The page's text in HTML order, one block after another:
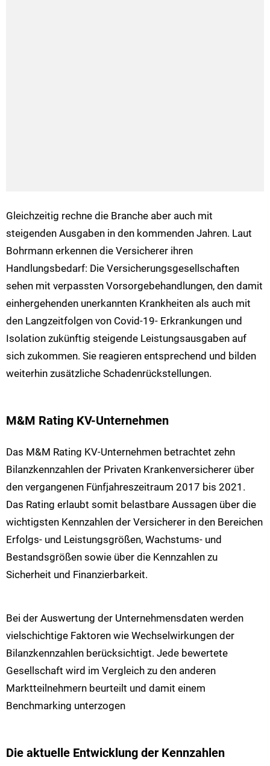
Gleichzeitig rechne die Branche aber auch mit
steigenden Ausgaben in den kommenden Jahren. Laut
Bohrmann erkennen die Versicherer ihren
Handlungsbedarf: Die Versicherungsgesellschaften
sehen mit verpassten Vorsorgebehandlungen, den damit
einhergehenden unerkannten Krankheiten als auch mit
den Langzeitfolgen von Covid-19- Erkrankungen und
Isolation zukünftig steigende Leistungsausgaben auf
sich zukommen. Sie reagieren entsprechend und bilden
weiterhin zusätzliche Schadenrückstellungen.
M&M Rating KV-Unternehmen
Das M&M Rating KV-Unternehmen betrachtet zehn
Bilanzkennzahlen der Privaten Krankenversicherer über
den vergangenen Fünfjahreszeitraum 2017 bis 2021.
Das Rating erlaubt somit belastbare Aussagen über die
wichtigsten Kennzahlen der Versicherer in den Bereichen
Erfolgs- und Leistungsgrößen, Wachstums- und
Bestandsgrößen sowie über die Kennzahlen zu
Sicherheit und Finanzierbarkeit.
Bei der Auswertung der Unternehmensdaten werden
vielschichtige Faktoren wie Wechselwirkungen der
Bilanzkennzahlen berücksichtigt. Jede bewertete
Gesellschaft wird im Vergleich zu den anderen
Marktteilnehmern beurteilt und damit einem
Benchmarking unterzogen
Die aktuelle Entwicklung der Kennzahlen